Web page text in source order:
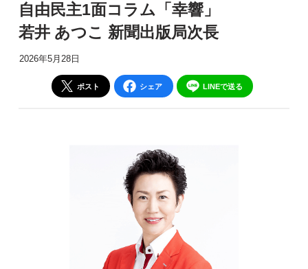
自由民主1面コラム「幸響」
若井 あつこ 新聞出版局次長
2026年5月28日
ポスト シェア LINEで送る